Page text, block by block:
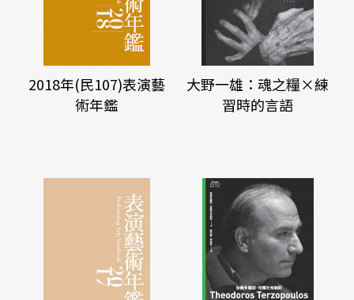
2018年(民107)表演藝
術年鑑
大野一雄：魂之糧×練
習時的言語